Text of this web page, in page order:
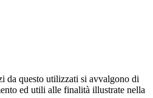
da questo utilizzati si avvalgono di
ed utili alle finalità illustrate nella